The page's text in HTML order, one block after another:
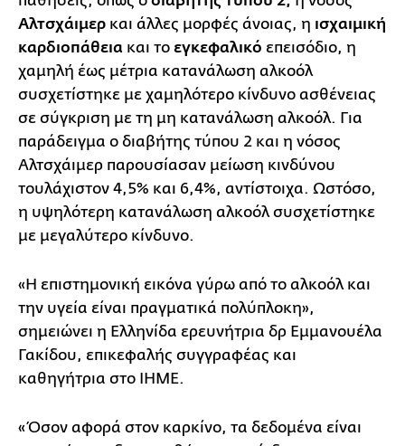
Αλτσχάιμερ και άλλες μορφές άνοιας, η ισχαιμική
καρδιοπάθεια και το εγκεφαλικό επεισόδιο, η
χαμηλή έως μέτρια κατανάλωση αλκοόλ
συσχετίστηκε με χαμηλότερο κίνδυνο ασθένειας
σε σύγκριση με τη μη κατανάλωση αλκοόλ. Για
παράδειγμα ο διαβήτης τύπου 2 και η νόσος
Αλτσχάιμερ παρουσίασαν μείωση κινδύνου
τουλάχιστον 4,5% και 6,4%, αντίστοιχα. Ωστόσο,
η υψηλότερη κατανάλωση αλκοόλ συσχετίστηκε
με μεγαλύτερο κίνδυνο.
«Η επιστημονική εικόνα γύρω από το αλκοόλ και
την υγεία είναι πραγματικά πολύπλοκη»,
σημειώνει η Ελληνίδα ερευνήτρια δρ Εμμανουέλα
Γακίδου, επικεφαλής συγγραφέας και
καθηγήτρια στο IHME.
«Όσον αφορά στον καρκίνο, τα δεδομένα είναι